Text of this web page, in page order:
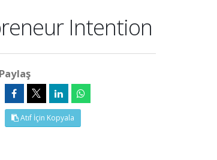
Intention
Paylaş
Atıf İçin Kopyala